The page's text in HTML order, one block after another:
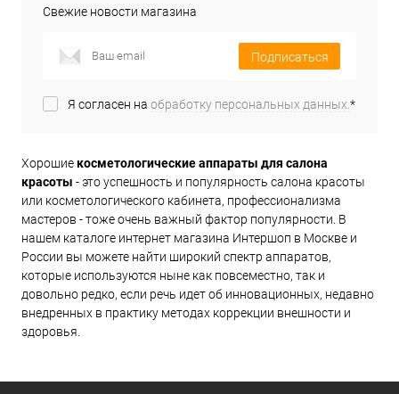
Свежие новости магазина
Подписаться
Я согласен на обработку персональных данных.*
Хорошиекосметологические аппараты для салона
красоты - это успешность и популярность салона красоты
или косметологического кабинета, профессионализма
мастеров - тоже очень важный фактор популярности. В
нашем каталоге интернет магазина Интершоп в Москве и
России вы можете найти широкий спектр аппаратов,
которые используются ныне как повсеместно, так и
довольно редко, если речь идет об инновационных, недавно
внедренных в практику методах коррекции внешности и
здоровья.